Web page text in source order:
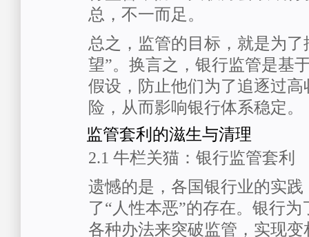
总，不一而足。
总之，监管的目标，就是为了
望”。换言之，银行监管是基
假设，防止他们为了追逐过
险，从而影响银行体系稳定。
监管套利的滋生与清理
2.1 牛栏关猫：银行监管套利
遗憾的是，各国银行业的实
了“人性本恶”的存在。银行
各种办法来突破监管，实现